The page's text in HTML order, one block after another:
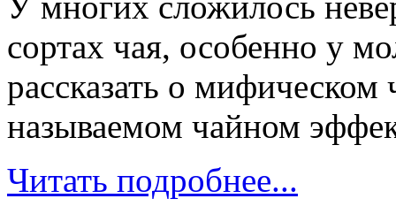
сортах чая, особенно у
рассказать о
называемом чайном
Читать подробнее...